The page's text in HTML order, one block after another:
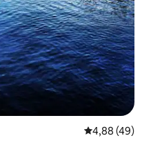
4,88 av 5 i
4,88 (49)